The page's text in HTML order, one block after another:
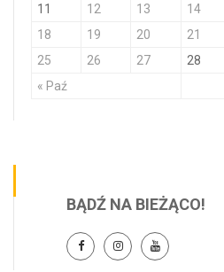
« Paź
11
12 13 14
18
19 20 21
25
26 27 28
BĄDŹ NA BIEŻĄCO!